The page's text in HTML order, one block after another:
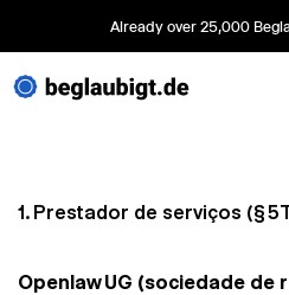
Already over 25,000
1. Prestador de serviços (§ 5
Openlaw UG (sociedade de